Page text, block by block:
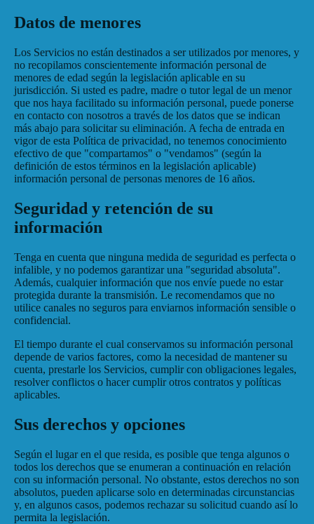
Datos de menores
Los Servicios no están destinados a ser utilizados por menores, y
no recopilamos conscientemente información personal de
menores de edad según la legislación aplicable en su
jurisdicción. Si usted es padre, madre o tutor legal de un menor
que nos haya facilitado su información personal, puede ponerse
en contacto con nosotros a través de los datos que se indican
más abajo para solicitar su eliminación. A fecha de entrada en
vigor de esta Política de privacidad, no tenemos conocimiento
efectivo de que "compartamos" o "vendamos" (según la
definición de estos términos en la legislación aplicable)
información personal de personas menores de 16 años.
Seguridad y retención de su
información
Tenga en cuenta que ninguna medida de seguridad es perfecta o
infalible, y no podemos garantizar una "seguridad absoluta".
Además, cualquier información que nos envíe puede no estar
protegida durante la transmisión. Le recomendamos que no
utilice canales no seguros para enviarnos información sensible o
confidencial.
El tiempo durante el cual conservamos su información personal
depende de varios factores, como la necesidad de mantener su
cuenta, prestarle los Servicios, cumplir con obligaciones legales,
resolver conflictos o hacer cumplir otros contratos y políticas
aplicables.
Sus derechos y opciones
Según el lugar en el que resida, es posible que tenga algunos o
todos los derechos que se enumeran a continuación en relación
con su información personal. No obstante, estos derechos no son
absolutos, pueden aplicarse solo en determinadas circunstancias
y, en algunos casos, podemos rechazar su solicitud cuando así lo
permita la legislación.